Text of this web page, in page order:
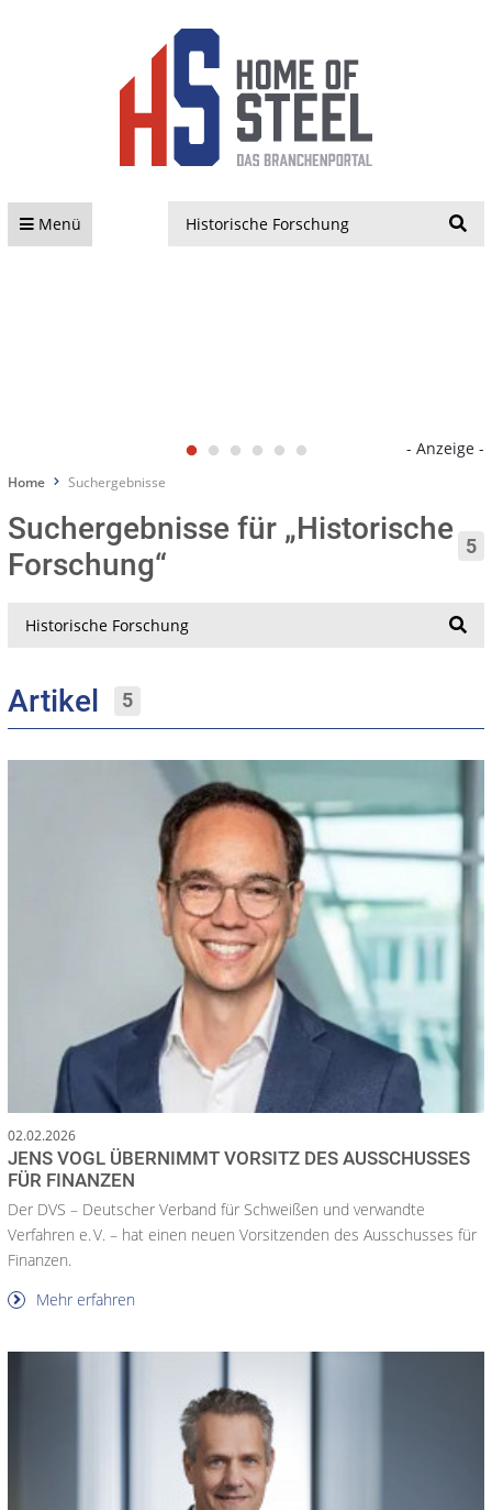
Menü
- Anzeige -
Home Suchergebnisse
Suchergebnisse für „Historische
Forschung“
5
Artikel 5
02.02.2026
JENS VOGL ÜBERNIMMT VORSITZ DES AUSSCHUSSES
FÜR FINANZEN
Der DVS – Deutscher Verband für Schweißen und verwandte
Verfahren e. V. – hat einen neuen Vorsitzenden des Ausschusses für
Finanzen.
Mehr erfahren